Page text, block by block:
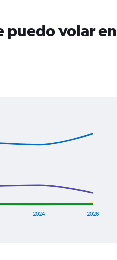
puedo volar en
2024 2026